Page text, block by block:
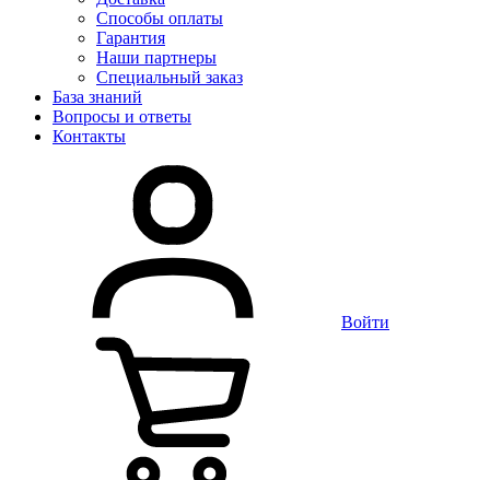
Способы оплаты
Гарантия
Наши партнеры
Специальный заказ
База знаний
Вопросы и ответы
Контакты
Войти